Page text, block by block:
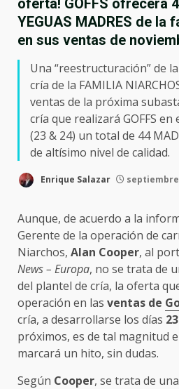
oferta! GOFFS ofrecerá
YEGUAS MADRES de la
en sus ventas de
Una “reestructuración” de
cría de la FAMILIA
ventas de la próxima
cría que realizará GOFFS en
(23 & 24) un total de 44
de altísimo nivel de calidad.
Enrique Salazar septiembre
Aunque, de acuerdo a la
Gerente de la operación de
Niarchos, Alan Cooper, al
News – Europa, no se trata de
del plantel de cría, la oferta
operación en las ventas de
cría, a desarrollarse los días
próximos, es de tal magnitud
marcará un hito, sin dudas.
Según Cooper, se trata de